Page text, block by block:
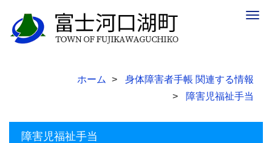
ホーム
身体障害者手帳 関連する情報
障害児福祉手当
障害児福祉手当